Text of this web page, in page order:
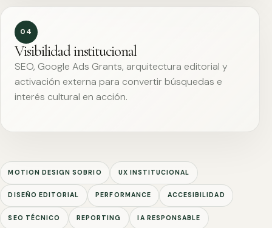
04
Visibilidad institucional
SEO, Google Ads Grants, arquitectura editorial y
activación externa para convertir búsquedas e
interés cultural en acción.
MOTION DESIGN SOBRIO UX INSTITUCIONAL
DISEÑO EDITORIAL PERFORMANCE ACCESIBILIDAD
SEO TÉCNICO REPORTING IA RESPONSABLE